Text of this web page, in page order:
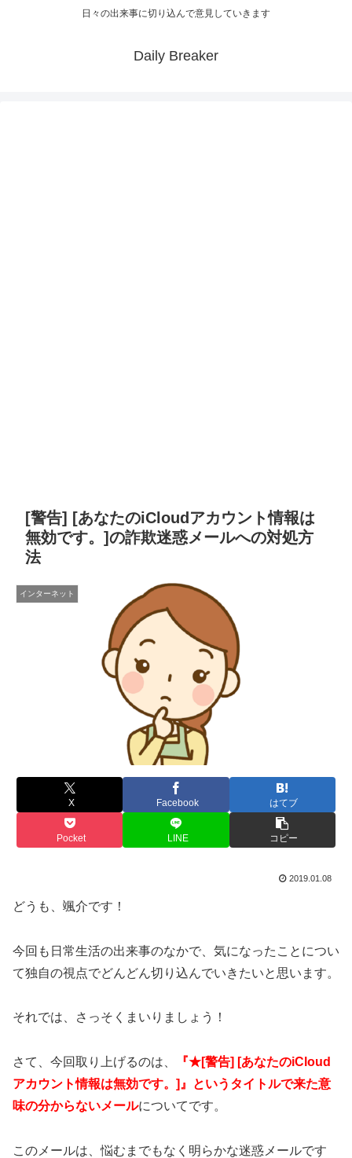
日々の出来事に切り込んで意見していきます
Daily Breaker
[警告] [あなたのiCloudアカウント情報は
無効です。]の詐欺迷惑メールへの対処方
法
インターネット
X Facebook はてブ
Pocket LINE コピー
2019.01.08
どうも、颯介です！
今回も日常生活の出来事のなかで、気になったことについ
て独自の視点でどんどん切り込んでいきたいと思います。
それでは、さっそくまいりましょう！
さて、今回取り上げるのは、
『★[警告] [あなたのiCloud
アカウント情報は無効です。]』というタイトルで来た意
味の分からないメールについてです。
このメールは、悩むまでもなく明らかな迷惑メールです